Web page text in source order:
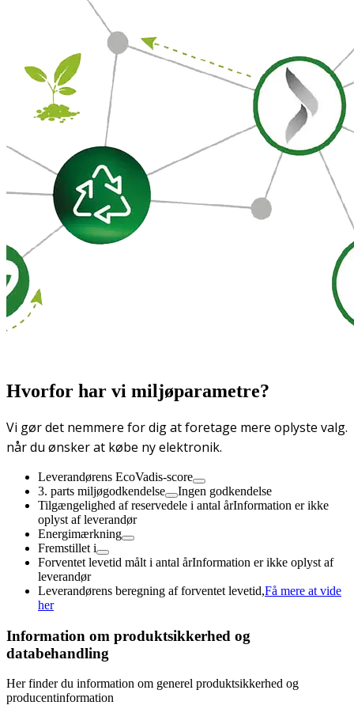
Hvorfor har vi miljøparametre?
Vi gør det nemmere for dig at foretage mere oplyste valg.
når du ønsker at købe ny elektronik.
Leverandørens EcoVadis-score
3. parts miljøgodkendelse
Ingen godkendelse
Tilgængelighed af reservedele i antal årInformation er ikke
oplyst af leverandør
Energimærkning
Fremstillet i
Forventet levetid målt i antal årInformation er ikke oplyst af
leverandør
Leverandørens beregning af forventet levetid,Få mere at vide
her
Information om produktsikkerhed og
databehandling
Her finder du information om generel produktsikkerhed og
producentinformation